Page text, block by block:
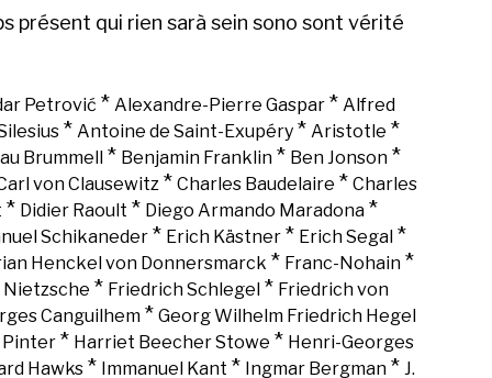
présent qui rien sarà sein sono sont vérité
Petrović * Alexandre-Pierre Gaspar* Alfred
* Antoine de Saint-Exupéry * Aristotle *
Brummell * Benjamin Franklin * Ben Jonson *
von Clausewitz * Charles Baudelaire * Charles
* Didier Raoult * Diego Armando Maradona *
Schikaneder * Erich Kästner * Erich Segal *
Henckel von Donnersmarck * Franc-Nohain *
Nietzsche * Friedrich Schlegel * Friedrich von
Canguilhem * Georg Wilhelm Friedrich Hegel
Pinter * Harriet Beecher Stowe * Henri-Georges
Hawks* Immanuel Kant * Ingmar Bergman* J.